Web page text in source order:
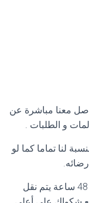
معنا مباشرة عن
و الطلبات .
لنا تماما كما لو
.
و في حاله لم يتم حل مشكلتك في خلال 48 ساعة يتم نقل